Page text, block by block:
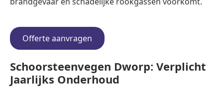
Offerte aanvragen
Schoorsteenvegen Dworp: Verplicht
Jaarlijks Onderhoud